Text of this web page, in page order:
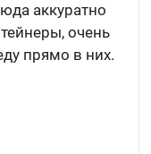
аккуратно
очень
прямо в них.